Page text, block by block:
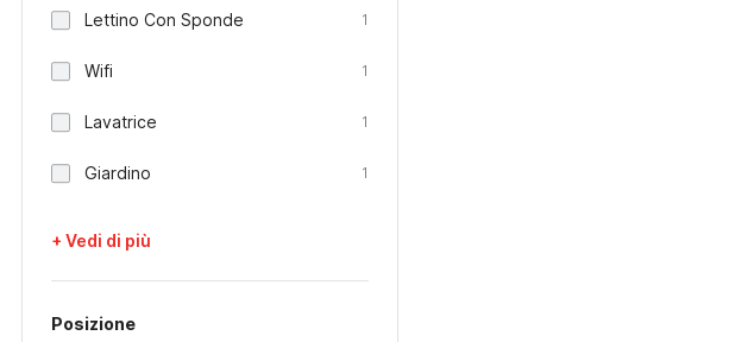
Lettino Con Sponde 1
Wifi 1
Lavatrice 1
Giardino 1
+ Vedi di più
Posizione